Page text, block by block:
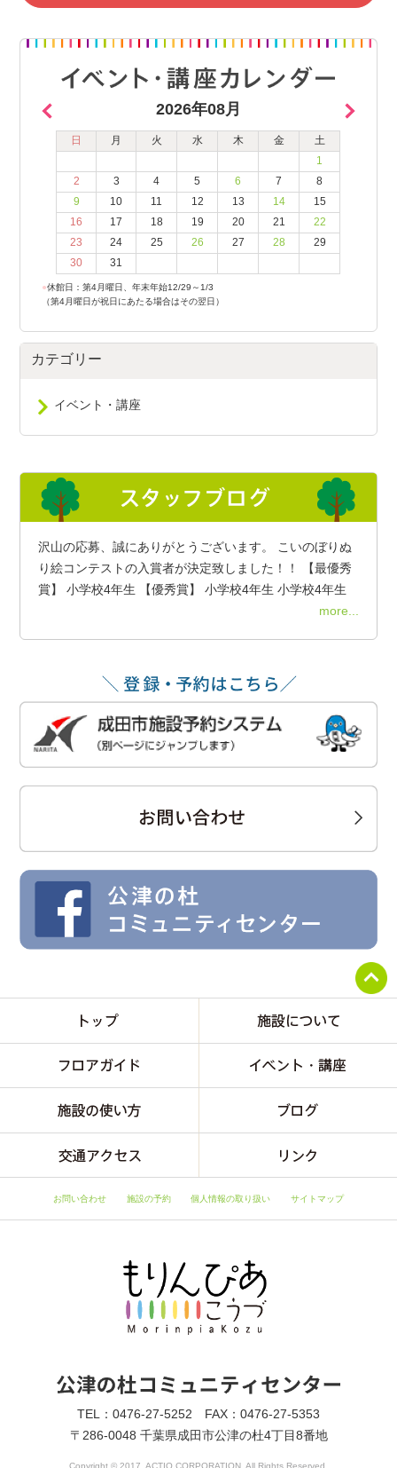
2026年08月
日 月 火 水 木 金
土
1
2
3 4 5 6 7
8
9
10 11 12 13 14
15
16
17 18 19 20 21
22
23
24 25 26 27 28
29
30
31
●休館日：第4月曜日、年末年始12/29～1/3
（第4月曜日が祝日にあたる場合はその翌日）
カテゴリー
イベント・講座
沢山の応募、誠にありがとうございます。 こいのぼりぬ
り絵コンテストの入賞者が決定致しました！！ 【最優秀
賞】 小学校4年生 【優秀賞】 小学校4年生 小学校4年生
more...
お問い合わせ 施設の予約 個人情報の取り扱い サイトマップ
TEL：0476-27-5252 FAX：0476-27-5353
〒286-0048 千葉県成田市公津の杜4丁目8番地
Copyright © 2017, ACTIO CORPORATION. All Rights Reserved.